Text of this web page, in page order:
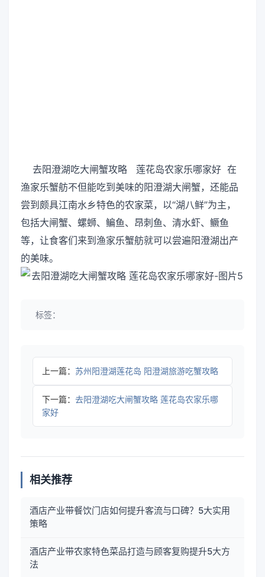
去阳澄湖吃大闸蟹攻略 莲花岛农家乐哪家好 在
渔家乐蟹舫不但能吃到美味的阳澄湖大闸蟹，还能品
尝到颇具江南水乡特色的农家菜，以“湖八鲜”为主，
包括大闸蟹、螺蛳、鳊鱼、昂刺鱼、清水虾、鳜鱼
等，让食客们来到渔家乐蟹舫就可以尝遍阳澄湖出产
的美味。
标签：
上一篇： 苏州阳澄湖莲花岛 阳澄湖旅游吃蟹攻略
下一篇： 去阳澄湖吃大闸蟹攻略 莲花岛农家乐哪
家好
相关推荐
酒店产业带餐饮门店如何提升客流与口碑？5大实用
策略
酒店产业带农家特色菜品打造与顾客复购提升5大方
法